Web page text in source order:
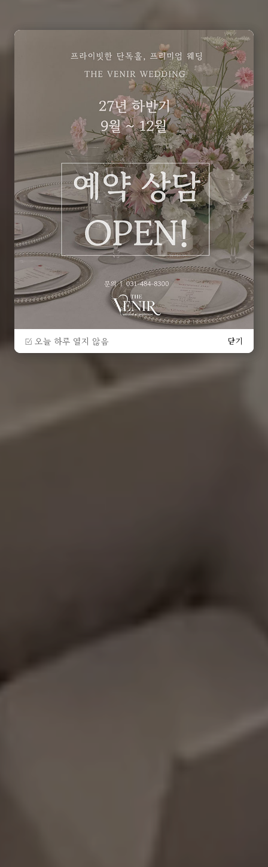
오늘 하루 열지 않음 닫기
오늘 하루 열지 않음 닫기